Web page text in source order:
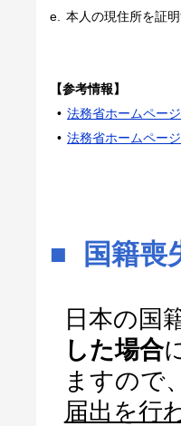
e.
本人の現住所を証
【参考情報】
• 法務省ホームペー
• 法務省ホームペー
■ 国籍喪
日本の国
した場合
ますので
届出を行